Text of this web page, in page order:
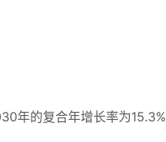
年的复合年增长率为15.3%